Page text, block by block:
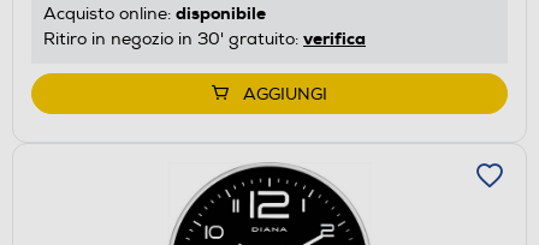
Acquisto online: disponibile
Ritiro in negozio in 30' gratuito: verifica
AGGIUNGI